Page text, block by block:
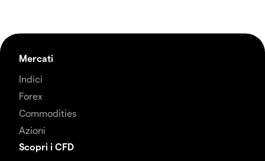
Mercati
Indici
Forex
Commodities
Azioni
Scopri i CFD